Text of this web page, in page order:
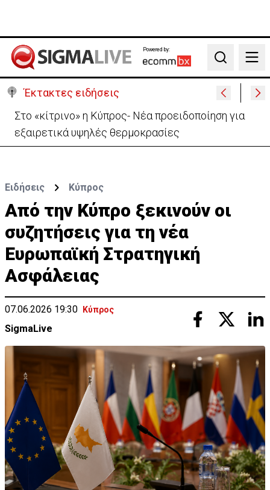
Powered by:
Search
Έκτακτες ειδήσεις
Στο «κίτρινο» η Κύπρος- Νέα προειδοποίηση για
εξαιρετικά υψηλές θερμοκρασίες
Ειδήσεις Κύπρος
Από την Κύπρο ξεκινούν οι
συζητήσεις για τη νέα
Ευρωπαϊκή Στρατηγική
Ασφάλειας
07.06.2026 19:30 Κύπρος
SigmaLive